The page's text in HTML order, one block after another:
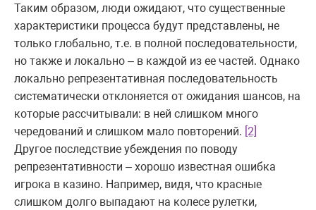
Таким образом, люди ожидают, что существенные
характеристики процесса будут представлены, не
только глобально, т.е. в полной последовательности,
но также и локально – в каждой из ее частей. Однако
локально репрезентативная последовательность
систематически отклоняется от ожидания шансов, на
которые рассчитывали: в ней слишком много
чередований и слишком мало повторений. [2]
Другое последствие убеждения по поводу
репрезентативности – хорошо известная ошибка
игрока в казино. Например, видя, что красные
слишком долго выпадают на колесе рулетки,